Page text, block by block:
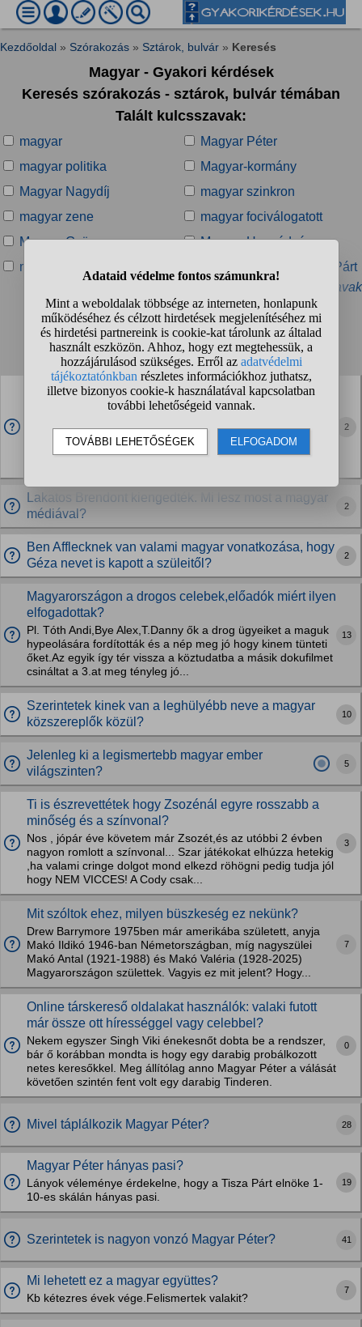
Kezdőoldal » Szórakozás » Sztárok, bulvár » Keresés
Magyar - Gyakori kérdések
Keresés szórakozás - sztárok, bulvár témában
Talált kulcsszavak:
magyar
Magyar Péter
magyar politika
Magyar-kormány
Magyar Nagydíj
magyar szinkron
magyar zene
magyar fociválogatott
Magyar György
Magyar Honvédség
magyar ipar
Magyar Kétfarkú Kutya Párt
» További kapcsolódó kulcsszavak
Talált kérdések:
1 2 3 4 ... ❯ ❯❯
A Hupikék törpikék dalok miatt beszélnek a magyar
influenszerek hunglishul?
"lehet hogy crazy, de én leszek a Knézy". Most pedig már
2
Lakatos Brendont kiengedték. Mi lesz most a magyar
médiával?
2
Ben Afflecknek van valami magyar vonatkozása, hogy
Géza nevet is kapott a szüleitől?
2
Magyarországon a drogos celebek,előadók miért ilyen
elfogadottak?
Pl. Tóth Andi,Bye Alex,T.Danny ők a drog ügyeiket a maguk
hypeolására fordították és a nép meg jó hogy kinem tünteti
őket.Az egyik így tér vissza a köztudatba a másik dokufilmet
csináltat a 3.at meg tényleg jó...
13
Szerintetek kinek van a leghülyébb neve a magyar
közszereplők közül?
10
Jelenleg ki a legismertebb magyar ember
világszinten?
5
Ti is észrevettétek hogy Zsozénál egyre rosszabb a
minőség és a színvonal?
Nos , jópár éve követem már Zsozét,és az utóbbi 2 évben
nagyon romlott a színvonal... Szar játékokat elhúzza hetekig
,ha valami cringe dolgot mond elkezd röhögni pedig tudja jól
hogy NEM VICCES! A Cody csak...
3
Mit szóltok ehez, milyen büszkeség ez nekünk?
Drew Barrymore 1975ben már amerikába született, anyja
Makó Ildikó 1946-ban Németországban, míg nagyszülei
Makó Antal (1921-1988) és Makó Valéria (1928-2025)
Magyarországon születtek. Vagyis ez mit jelent? Hogy...
7
Online társkereső oldalakat használók: valaki futott
már össze ott hírességgel vagy celebbel?
Nekem egyszer Singh Viki énekesnőt dobta be a rendszer,
bár ő korábban mondta is hogy egy darabig probálkozott
netes keresőkkel. Meg állítólag anno Magyar Péter a válását
követően szintén fent volt egy darabig Tinderen.
0
Mivel táplálkozik Magyar Péter? 28
Magyar Péter hányas pasi?
Lányok véleménye érdekelne, hogy a Tisza Párt elnöke 1-
10-es skálán hányas pasi.
19
Szerintetek is nagyon vonzó Magyar Péter? 41
Mi lehetett ez a magyar együttes?
Kb kétezres évek vége.Felismertek valakit?
7